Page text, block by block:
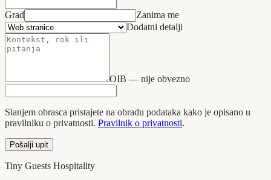
Grad
Zanima me
Dodatni detalji
OIB — nije obvezno
Slanjem obrasca pristajete na obradu podataka kako je opisano u
pravilniku o privatnosti. Pravilnik o privatnosti.
Pošalji upit
Tiny Guests Hospitality